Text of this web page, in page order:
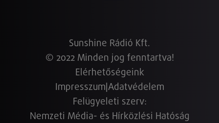
Sunshine Rádió Kft.
© 2022 Minden jog fenntartva!
Elérhetőségeink
Impresszum Adatvédelem
Felügyeleti szerv:
Nemzeti Média- és Hírközlési Hatóság